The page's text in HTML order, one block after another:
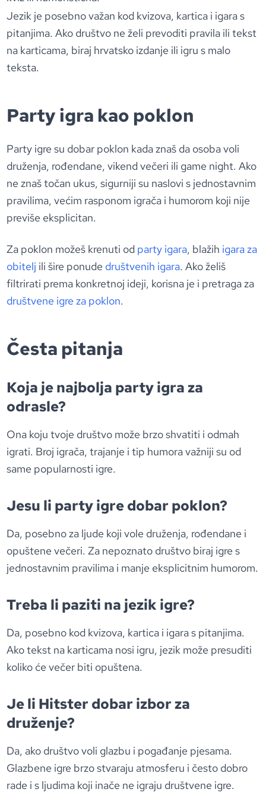
Jezik je posebno važan kod kvizova, kartica i igara s
pitanjima. Ako društvo ne želi prevoditi pravila ili tekst
na karticama, biraj hrvatsko izdanje ili igru s malo
teksta.
Party igra kao poklon
Party igre su dobar poklon kada znaš da osoba voli
druženja, rođendane, vikend večeri ili game night. Ako
ne znaš točan ukus, sigurniji su naslovi s jednostavnim
pravilima, većim rasponom igrača i humorom koji nije
previše eksplicitan.
Za poklon možeš krenuti od party igara, blažih igara za
obitelj ili šire ponude društvenih igara. Ako želiš
filtrirati prema konkretnoj ideji, korisna je i pretraga za
društvene igre za poklon.
Česta pitanja
Koja je najbolja party igra za
odrasle?
Ona koju tvoje društvo može brzo shvatiti i odmah
igrati. Broj igrača, trajanje i tip humora važniji su od
same popularnosti igre.
Jesu li party igre dobar poklon?
Da, posebno za ljude koji vole druženja, rođendane i
opuštene večeri. Za nepoznato društvo biraj igre s
jednostavnim pravilima i manje eksplicitnim humorom.
Treba li paziti na jezik igre?
Da, posebno kod kvizova, kartica i igara s pitanjima.
Ako tekst na karticama nosi igru, jezik može presuditi
koliko će večer biti opuštena.
Je li Hitster dobar izbor za
druženje?
Da, ako društvo voli glazbu i pogađanje pjesama.
Glazbene igre brzo stvaraju atmosferu i često dobro
rade i s ljudima koji inače ne igraju društvene igre.